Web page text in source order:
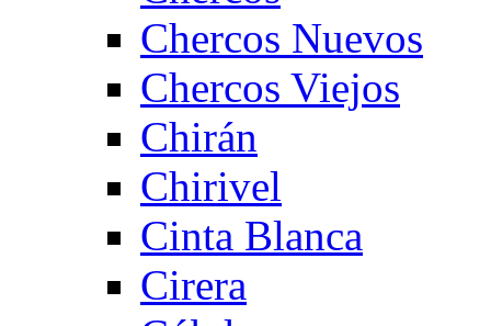
Chercos Nuevos
Chercos Viejos
Chirán
Chirivel
Cinta Blanca
Cirera